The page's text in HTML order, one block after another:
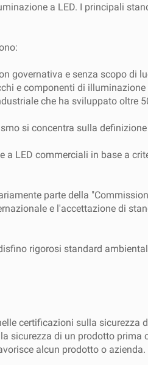
a LED. I principali
governativa e senza scopo di
e componenti di
che ha sviluppato oltre
si concentra sulla
a LED commerciali in base a
parte della
e l'accettazione di
rigorosi standard
certificazioni sulla
di un prodotto
alcun prodotto o azienda.